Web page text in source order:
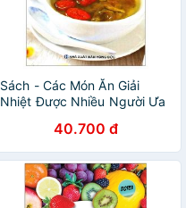
Sách - Các Món Ăn Giải
Nhiệt Được Nhiều Người Ưa
40.700 đ